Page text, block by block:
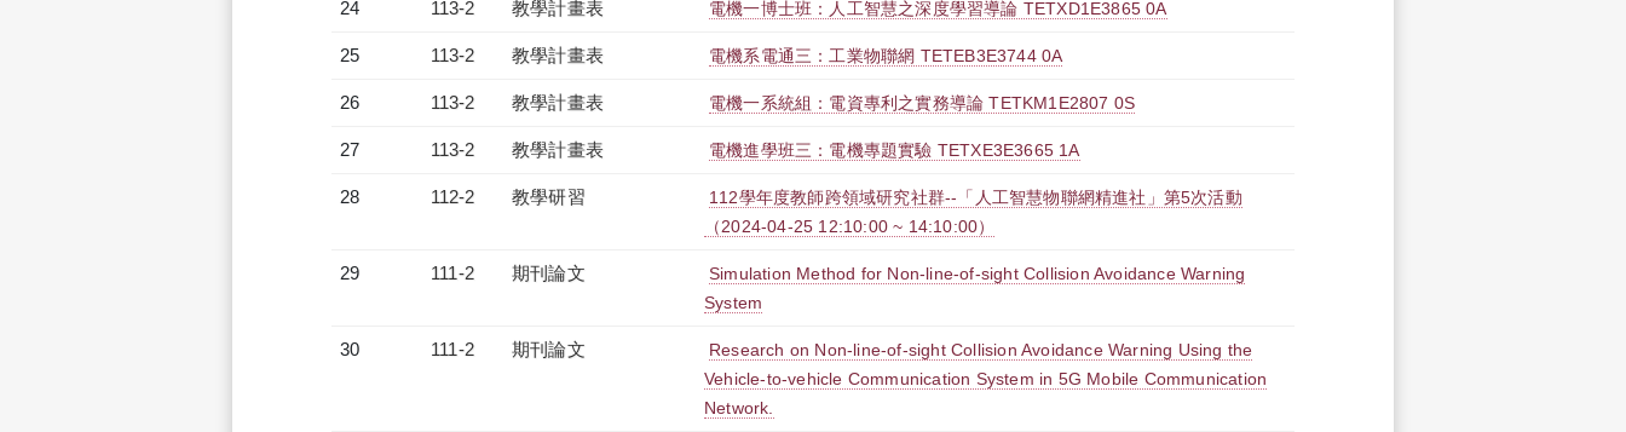
24 113-2 教學計畫表 電機一博士班：人工智慧之深度學習導論 TETXD1E3865 0A
25 113-2 教學計畫表 電機系電通三：工業物聯網 TETEB3E3744 0A
26 113-2 教學計畫表 電機一系統組：電資專利之實務導論 TETKM1E2807 0S
27 113-2 教學計畫表 電機進學班三：電機專題實驗 TETXE3E3665 1A
28 112-2 教學研習
112學年度教師跨領域研究社群--「人工智慧物聯網精進社」第5次活動
（2024-04-25 12:10:00 ~ 14:10:00）
29 111-2 期刊論文
Simulation Method for Non-line-of-sight Collision Avoidance Warning
System
30 111-2 期刊論文
Research on Non-line-of-sight Collision Avoidance Warning Using the
Vehicle-to-vehicle Communication System in 5G Mobile Communication
Network.